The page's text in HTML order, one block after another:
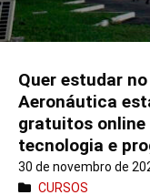
Quer estudar
Aeronáutica
gratuitos
tecnologia e
30 de novembro de
CURSOS